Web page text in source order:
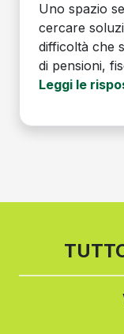
Uno spazio
cercare
difficoltà che
di pensioni,
Leggi le